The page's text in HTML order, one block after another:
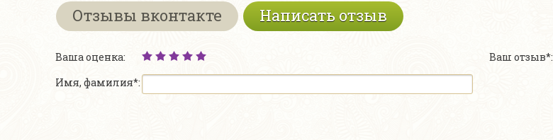
Отзывы вконтакте Написать отзыв
Ваша оценка:
Имя, фамилия*:
Ваш отзыв*: